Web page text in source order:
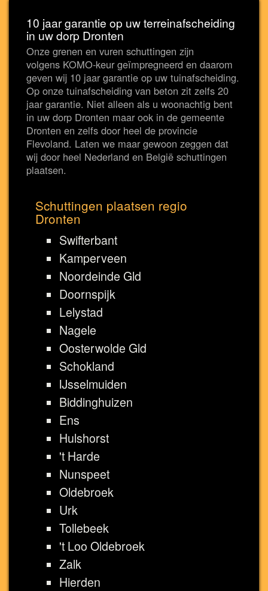
10 jaar garantie op uw terreinafscheiding
in uw dorp Dronten
Onze grenen en vuren schuttingen zijn
volgens KOMO-keur geïmpregneerd en daarom
geven wij 10 jaar garantie op uw tuinafscheiding.
Op onze tuinafscheiding van beton zit zelfs 20
jaar garantie. Niet alleen als u woonachtig bent
in uw dorp Dronten maar ook in de gemeente
Dronten en zelfs door heel de provincie
Flevoland. Laten we maar gewoon zeggen dat
wij door heel Nederland en België schuttingen
plaatsen.
Schuttingen plaatsen regio
Dronten
Swifterbant
Kamperveen
Noordeinde Gld
Doornspijk
Lelystad
Nagele
Oosterwolde Gld
Schokland
IJsselmuiden
Biddinghuizen
Ens
Hulshorst
't Harde
Nunspeet
Oldebroek
Urk
Tollebeek
't Loo Oldebroek
Zalk
Hierden